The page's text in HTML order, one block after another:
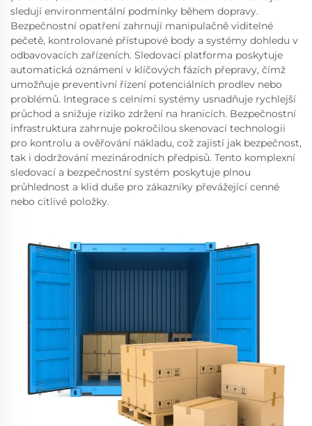
sledují environmentální podmínky během dopravy.
Bezpečnostní opatření zahrnují manipulačně viditelné
pečetě, kontrolované přístupové body a systémy dohledu v
odbavovacích zařízeních. Sledovací platforma poskytuje
automatická oznámení v klíčových fázích přepravy, čímž
umožňuje preventivní řízení potenciálních prodlev nebo
problémů. Integrace s celními systémy usnadňuje rychlejší
průchod a snižuje riziko zdržení na hranicích. Bezpečnostní
infrastruktura zahrnuje pokročilou skenovací technologii
pro kontrolu a ověřování nákladu, což zajistí jak bezpečnost,
tak i dodržování mezinárodních předpisů. Tento komplexní
sledovací a bezpečnostní systém poskytuje plnou
průhlednost a klid duše pro zákazníky převážející cenné
nebo citlivé položky.